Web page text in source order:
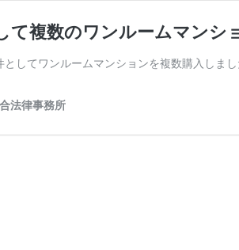
て複数のワンルームマンシ
としてワンルームマンションを複数購入し
法律事務所